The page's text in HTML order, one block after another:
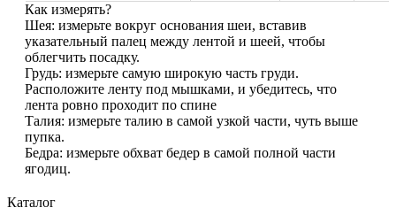
Как измерять?
Шея: измерьте вокруг основания шеи, вставив
указательный палец между лентой и шеей, чтобы
облегчить посадку.
Грудь: измерьте самую широкую часть груди.
Расположите ленту под мышками, и убедитесь, что
лента ровно проходит по спине
Талия: измерьте талию в самой узкой части, чуть выше
пупка.
Бедра: измерьте обхват бедер в самой полной части
ягодиц.
Каталог